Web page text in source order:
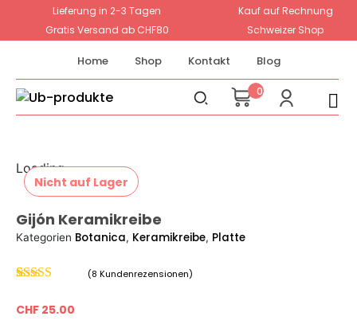
Lieferung in 2-3 Tagen
Kauf auf Rechnung
Gratis Versand ab CHF80
Schweizer Shop
Home Shop Kontakt Blog
0
Nicht auf Lager
Loading...
Gijón Keramikreibe
Kategorien Botanica, Keramikreibe, Platte
mit4.63 von
5, basierend
(8 Kundenrezensionen)
CHF 25.00